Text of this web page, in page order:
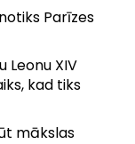
Parīzes
Leonu XIV
kad tiks
mākslas